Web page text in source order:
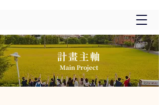
​計畫主軸
Main Project